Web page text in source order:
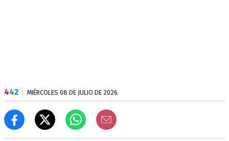
442 MIÉRCOLES 08 DE JULIO DE 2026